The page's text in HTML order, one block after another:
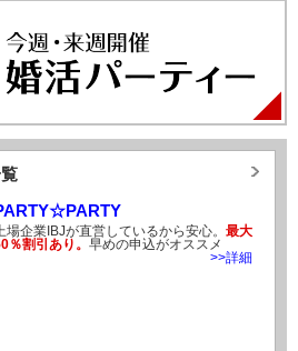
場企業IBJが直営しているから安心。 最大
％割引あり。 早めの申込がオススメ
>>詳細